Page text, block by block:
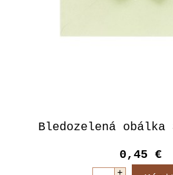
Bledozelená obálka
0,45 €